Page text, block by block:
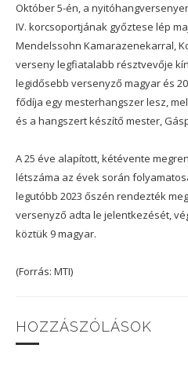
Október 5-én, a
IV. korcsoportjának győztese lép
Mendelssohn Kamarazenekarral,
verseny legfiatalabb résztvevője
legidősebb versenyző magyar és
fődíja egy mesterhangszer lesz,
és a hangszert készítő mester,
A 25 éve alapított, kétévente
létszáma az évek során
legutóbb 2023 őszén rendezték
versenyző adta le jelentkezését,
köztük 9 magyar.
(Forrás: MTI)
HOZZÁSZÓLÁSOK